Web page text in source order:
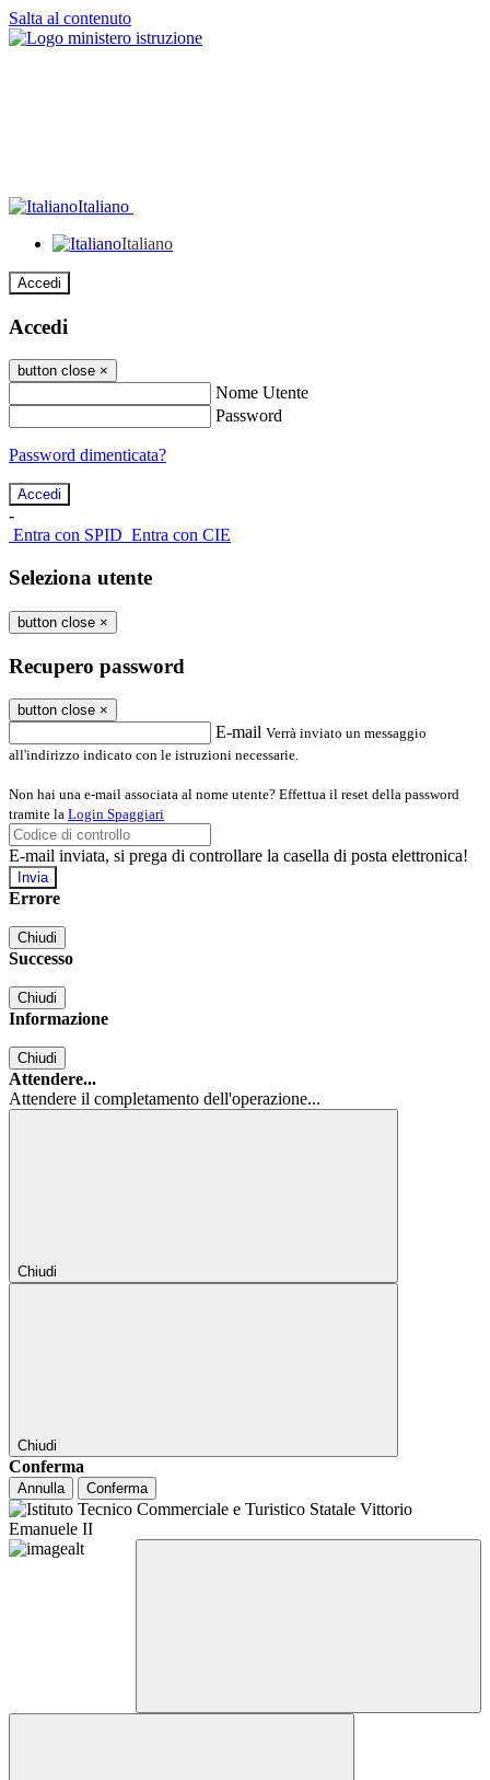
Salta al contenuto
Italiano
Italiano
Accedi
Accedi
button close ×
Nome Utente
Password
Password dimenticata?
-
Entra con SPID Entra con CIE
Seleziona utente
button close ×
Recupero password
button close ×
E-mail Verrà inviato un messaggio
all'indirizzo indicato con le istruzioni necessarie.
Non hai una e-mail associata al nome utente? Effettua il reset della password
tramite la Login Spaggiari
E-mail inviata, si prega di controllare la casella di posta elettronica!
Errore
Chiudi
Successo
Chiudi
Informazione
Chiudi
Attendere...
Attendere il completamento dell'operazione...
Chiudi
Chiudi
Conferma
Annulla Conferma